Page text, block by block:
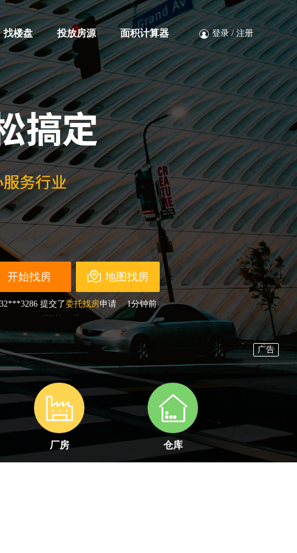
找楼盘 投放房源 面积计算器 登录/ 注册
地图找房
提交了委托找房申请
1分钟前
开通了 经纪人 账户
刚刚
开通了经纪人账户
刚刚
业主/开发商账户
刚刚
开通了经纪人
提交了委托找房 申请
2分钟前
131***5856 开通了 开发商
4分钟前
开通了经纪人
刚刚
开通了经纪人 账户
刚刚
开通了经纪人
厂房 仓库